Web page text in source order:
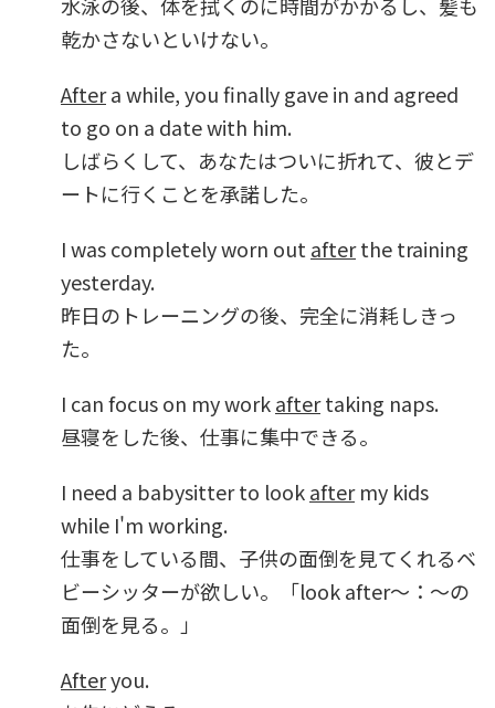
乾かさないといけない。
Aftera while, you finally gave in and agreed
to go on a date with him.
しばらくして、あなたはついに折れて、彼とデ
ートに行くことを承諾した。
I was completely worn out afterthe training
yesterday.
昨日のトレーニングの後、完全に消耗しきっ
た。
I can focus on my workaftertaking naps.
昼寝をした後、仕事に集中できる。
I need a babysitter to lookaftermy kids
while I'm working.
仕事をしている間、子供の面倒を見てくれるベ
ビーシッターが欲しい。「look after～：～の
面倒を見る。」
Afteryou.